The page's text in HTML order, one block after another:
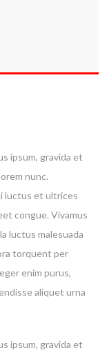
ipsum, gravida et
nunc.
luctus et ultrices
congue. Vivamus
luctus malesuada
torquent per
enim purus,
aliquet urna
ipsum, gravida et